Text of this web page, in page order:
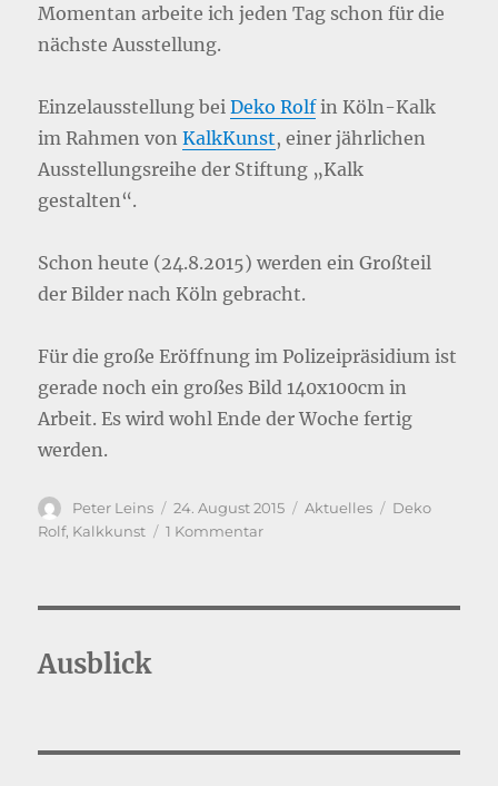
Momentan arbeite ich jeden Tag schon für die
nächste Ausstellung.
Einzelausstellung beiDeko Rolfin Köln-Kalk
im Rahmen vonKalkKunst, einer jährlichen
Ausstellungsreihe der Stiftung „Kalk
gestalten“.
Schon heute (24.8.2015) werden ein Großteil
der Bilder nach Köln gebracht.
Für die große Eröffnung im Polizeipräsidium ist
gerade noch ein großes Bild 140x100cm in
Arbeit. Es wird wohl Ende der Woche fertig
werden.
Autor
Peter Leins
Veröffentlicht
am
24. August 2015 Kategorien
Aktuelles Schlagwörter
Deko
Rolf, Kalkkunst 1 Kommentarzu
Ausblick